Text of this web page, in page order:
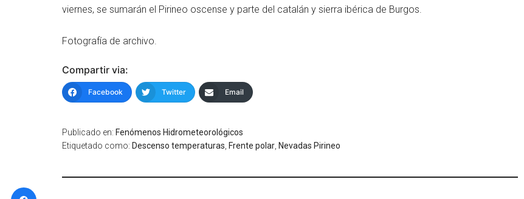
viernes, se sumarán el Pirineo oscense y parte del catalán y sierra ibérica de Burgos.
Fotografía de archivo.
Compartir via:
Facebook Twitter Email
Publicado en: Fenómenos Hidrometeorológicos
Etiquetado como: Descenso temperaturas Frente polar Nevadas Pirineo